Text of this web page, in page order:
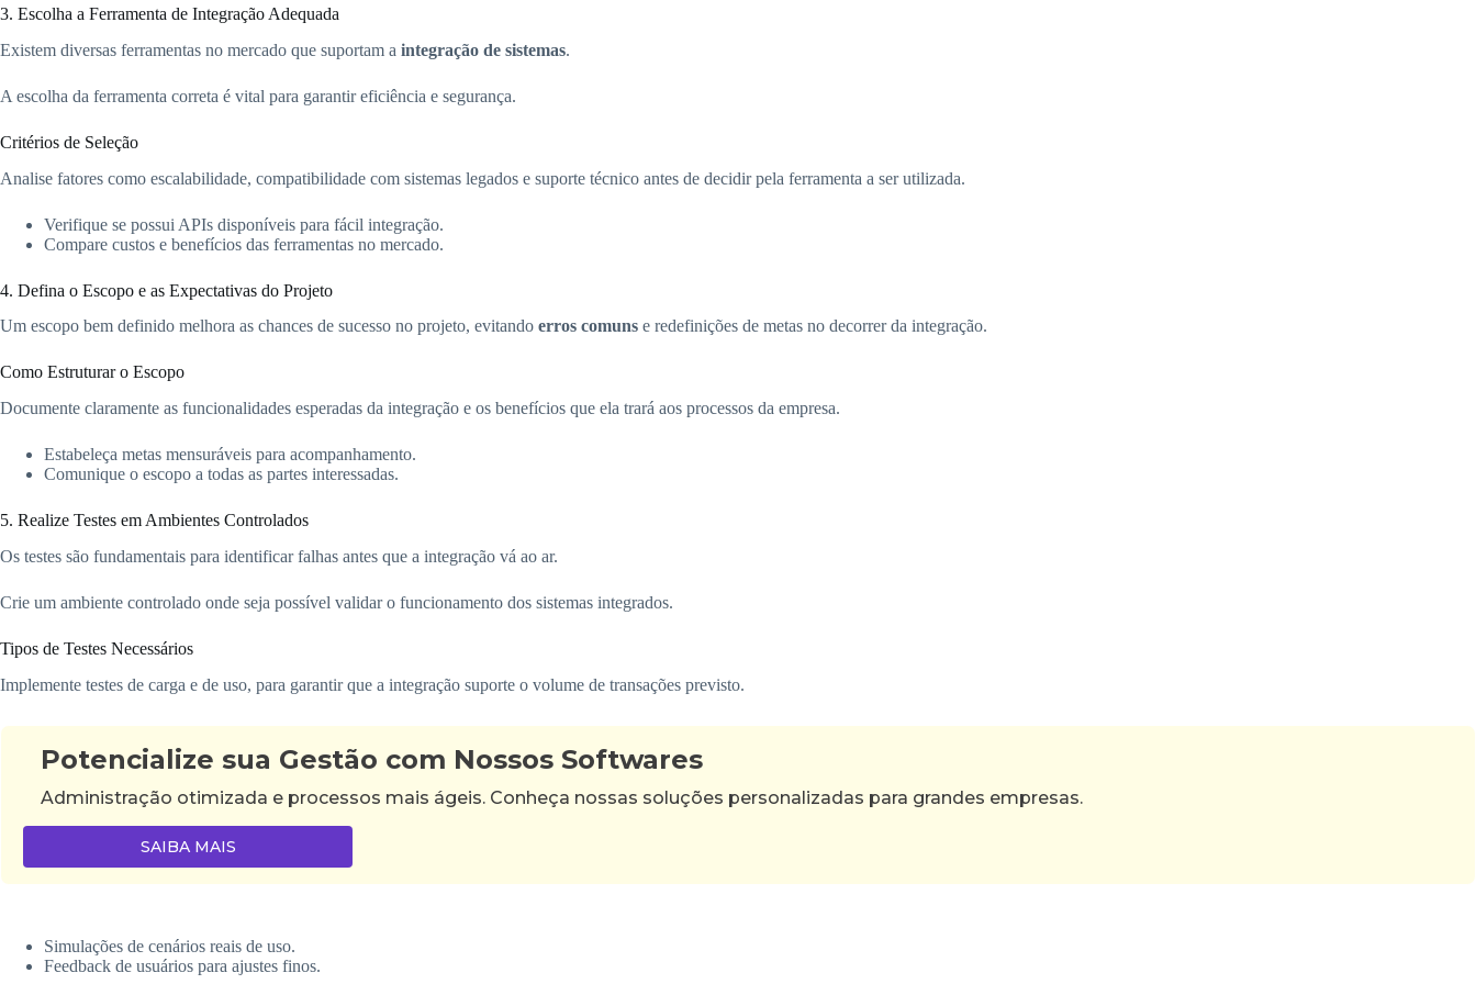
3. Escolha a Ferramenta de Integração Adequada
Existem diversas ferramentas no mercado que suportam a integração de sistemas.
A escolha da ferramenta correta é vital para garantir eficiência e segurança.
Critérios de Seleção
Analise fatores como escalabilidade, compatibilidade com sistemas legados e suporte técnico antes de decidir pela ferramenta a ser utilizada.
Verifique se possui APIs disponíveis para fácil integração.
Compare custos e benefícios das ferramentas no mercado.
4. Defina o Escopo e as Expectativas do Projeto
Um escopo bem definido melhora as chances de sucesso no projeto, evitando erros comuns e redefinições de metas no decorrer da integração.
Como Estruturar o Escopo
Documente claramente as funcionalidades esperadas da integração e os benefícios que ela trará aos processos da empresa.
Estabeleça metas mensuráveis para acompanhamento.
Comunique o escopo a todas as partes interessadas.
5. Realize Testes em Ambientes Controlados
Os testes são fundamentais para identificar falhas antes que a integração vá ao ar.
Crie um ambiente controlado onde seja possível validar o funcionamento dos sistemas integrados.
Tipos de Testes Necessários
Implemente testes de carga e de uso, para garantir que a integração suporte o volume de transações previsto.
Potencialize sua Gestão com Nossos Softwares
Administração otimizada e processos mais ágeis. Conheça nossas soluções personalizadas para grandes empresas.
SAIBA MAIS
Simulações de cenários reais de uso.
Feedback de usuários para ajustes finos.